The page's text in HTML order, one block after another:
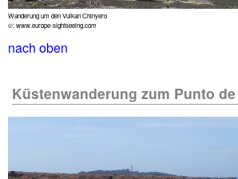
Wanderung um den Vulkan Chinyero
©: www.europe-sightseeing.com
nach oben
Küstenwanderung zum Punto de